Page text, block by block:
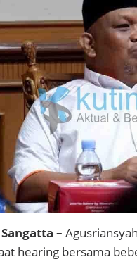
–
hearing bersama